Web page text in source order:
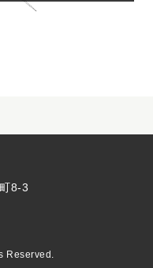
8-3
Reserved.